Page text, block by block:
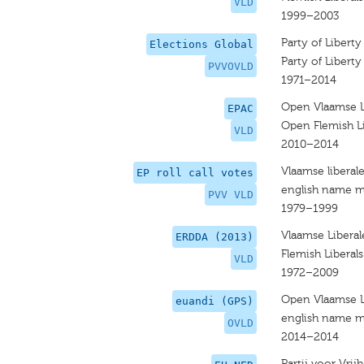
1999–2003
Elections Global
PVVOVLD
Party of Liberty
Party of Liberty
1971–2014
EPAC
VLD
Open Vlaamse
Open Flemish
2010–2014
EP roll call votes
PVV VLD
Vlaamse
english name
1979–1999
ERDDA (2013)
VLD
Vlaamse
Flemish
1972–2009
euandi (GPS)
OVLD
Open Vlaamse
english name
2014–2014